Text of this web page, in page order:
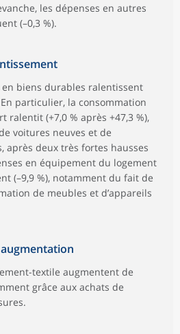
les dépenses en autres
(–0,3 %).
biens durables ralentissent
En particulier, la consommation
ralentit (+7,0 % après +47,3 %),
voitures neuves et de
après deux très fortes hausses
en équipement du logement
(–9,9 %), notamment du fait de
de meubles et d’appareils
textile augmentent de
grâce aux achats de